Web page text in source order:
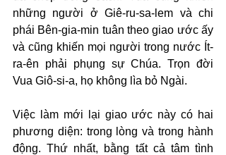
những người ở Giê-ru-sa-lem và chi
phái Bên-gia-min tuân theo giao ước ấy
và cũng khiến mọi người trong nước Ít-
ra-ên phải phụng sự Chúa. Trọn đời
Vua Giô-si-a, họ không lìa bỏ Ngài.
Việc làm mới lại giao ước này có hai
phương diện: trong lòng và trong hành
động. Thứ nhất, bằng tất cả tâm tình